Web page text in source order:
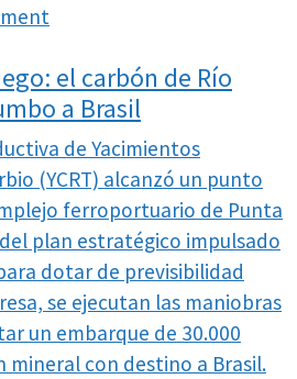
el carbón de Río
a Brasil
de Yacimientos
(YCRT) alcanzó un punto
ferroportuario de Punta
plan estratégico impulsado
dotar de previsibilidad
se ejecutan las maniobras
un embarque de 30.000
mineral con destino a Brasil.